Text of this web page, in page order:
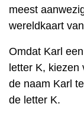
meest
wereldkaart
Omdat Karl
letter K,
de naam Karl
de letter K.